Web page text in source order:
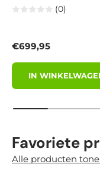
(0)
Reguliere prijs
€699,95
IN
Favoriete
Alle producten